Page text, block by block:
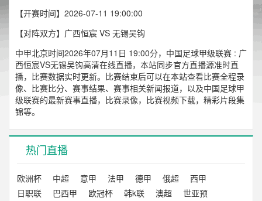
【开赛时间】2026-07-11 19:00:00
【对阵双方】广西恒宸 VS 无锡吴钩
中甲北京时间2026年07月11日 19:00分，中国足球甲级联赛 : 广
西恒宸VS无锡吴钩高清在线直播，本站同步官方直播源准时直
播，比赛数据实时更新。比赛结束后可以在本站查看比赛全程录
像、比赛比分、赛事结果、赛事相关新闻报道，以及中国足球甲
级联赛的最新赛事直播，比赛录像，比赛视频下载，精彩片段集
锦等。
热门直播
欧洲杯 中超 意甲 法甲 德甲 俄超
西甲
日职联
巴西甲 欧冠杯 韩k联 澳超
世亚预